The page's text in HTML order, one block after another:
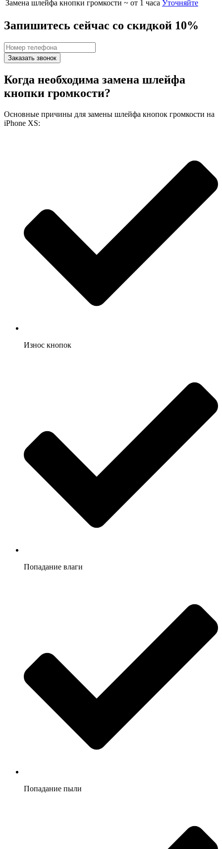
Замена шлейфа кнопки громкости ~ от 1 часа Уточняйте
Запишитесь сейчас со скидкой 10%
Заказать звонок
Когда необходима замена шлейфа
кнопки громкости?
Основные причины для замены шлейфа кнопок громкости на
iPhone XS:
Износ кнопок
Попадание влаги
Попадание пыли